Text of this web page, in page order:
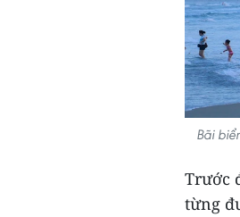
Bãi
Trước
từng